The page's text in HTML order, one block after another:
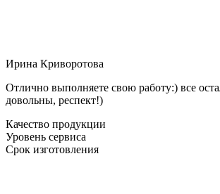
Ирина Криворотова
Отлично выполняете свою работу:) все
довольны, респект!)
Качество продукции
Уровень сервиса
Срок изготовления